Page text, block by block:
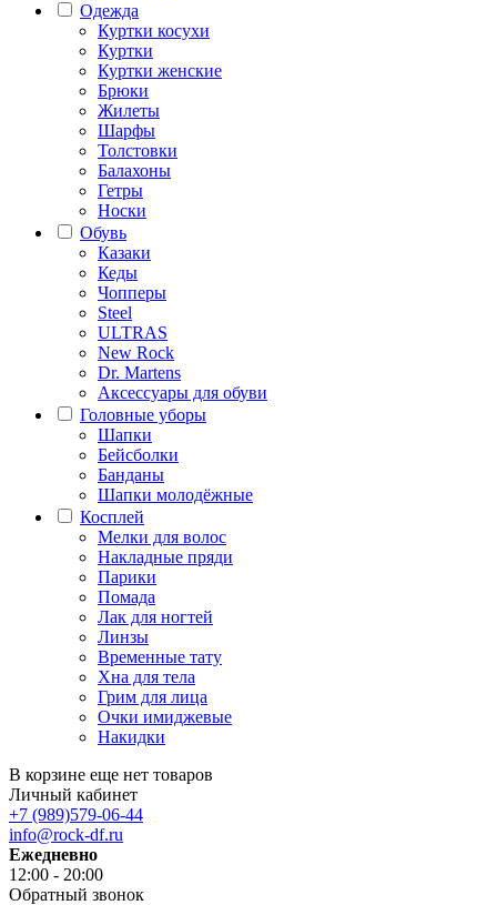
Одежда
Куртки косухи
Куртки
Куртки женские
Брюки
Жилеты
Шарфы
Толстовки
Балахоны
Гетры
Носки
Обувь
Казаки
Кеды
Чопперы
Steel
ULTRAS
New Rock
Dr. Martens
Аксессуары для обуви
Головные уборы
Шапки
Бейсболки
Банданы
Шапки молодёжные
Косплей
Мелки для волос
Накладные пряди
Парики
Помада
Лак для ногтей
Линзы
Временные тату
Хна для тела
Грим для лица
Очки имиджевые
Накидки
В корзине еще нет товаров
Личный кабинет
+7 (989)579-06-44
info@rock-df.ru
Ежедневно
12:00 - 20:00
Обратный звонок